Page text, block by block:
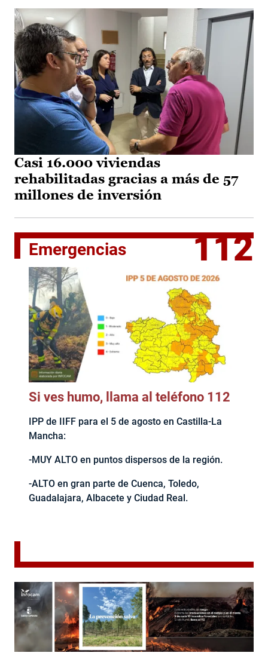
Casi 16.000 viviendas
rehabilitadas gracias a más de 57
millones de inversión
Emergencias 112
Si ves humo, llama al teléfono 112
IPP de IIFF para el 5 de agosto en Castilla-La
Mancha:
-MUY ALTO en puntos dispersos de la región.
-ALTO en gran parte de Cuenca, Toledo,
Guadalajara, Albacete y Ciudad Real.